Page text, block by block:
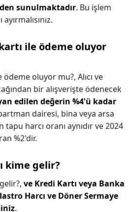
sunulmaktadır. Bu işlem
ile ödeme oluyor
ödeme oluyor mu?, Alıcı ve
bir alışverişte ödenecek
edilen değerin %4'ü kadar
dairesi, bina veya arsa
harcı oranı aynıdır ve 2024
%2'dir.
kime gelir?
ve Kredi Kartı veya Banka
Harcı ve Döner Sermaye
.